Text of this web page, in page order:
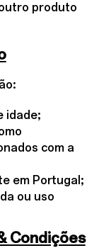
produto
idade;
com a
em Portugal;
ou uso
Condições